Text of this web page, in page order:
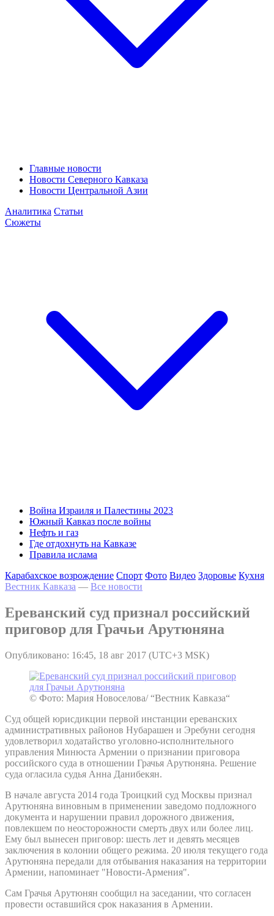
Главные новости
Новости Северного Кавказа
Новости Центральной Азии
Аналитика Статьи
Сюжеты
Война Израиля и Палестины 2023
Южный Кавказ после войны
Нефть и газ
Где отдохнуть на Кавказе
Правила ислама
Карабахское возрождение Спорт Фото Видео Здоровье Кухня
Вестник Кавказа — Все новости
Ереванский суд признал российский
приговор для Грачьи Арутюняна
Опубликовано: 16:45, 18 авг 2017 (UTC+3 MSK)
© Фото: Мария Новоселова/ “Вестник Кавказа“
Суд общей юрисдикции первой инстанции ереванских
административных районов Нубарашен и Эребуни сегодня
удовлетворил ходатайство уголовно-исполнительного
управления Минюста Армении о признании приговора
российского суда в отношении Грачья Арутюняна. Решение
суда огласила судья Анна Данибекян.
В начале августа 2014 года Троицкий суд Москвы признал
Арутюняна виновным в применении заведомо подложного
документа и нарушении правил дорожного движения,
повлекшем по неосторожности смерть двух или более лиц.
Ему был вынесен приговор: шесть лет и девять месяцев
заключения в колонии общего режима. 20 июля текущего года
Арутюняна передали для отбывания наказания на территории
Армении, напоминает "Новости-Армения".
Сам Грачья Арутюнян сообщил на заседании, что согласен
провести оставшийся срок наказания в Армении.